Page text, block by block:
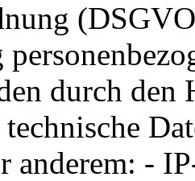
durch
anderem: -